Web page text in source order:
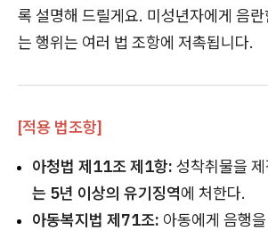
록 설명해 드릴게요. 미성년자에게 음
는 행위는 여러 법 조항에 저촉됩니다.
[적용 법조항]
아청법 제11조 제1항: 성착취물을
는 5년 이상의 유기징역에 처한다.
아동복지법 제71조: 아동에게 음행